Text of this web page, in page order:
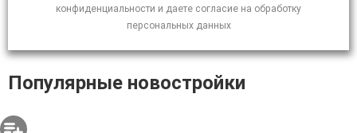
конфиденциальности и даете согласие на обработку
персональных данных
Популярные новостройки